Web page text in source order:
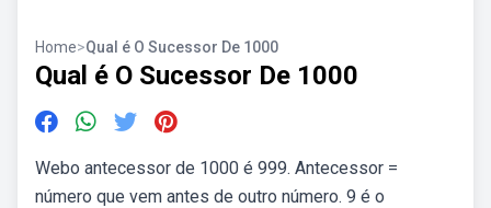
Home>Qual é O Sucessor De 1000
Qual é O Sucessor De 1000
Webo antecessor de 1000 é 999. Antecessor =
número que vem antes de outro número. 9 é o